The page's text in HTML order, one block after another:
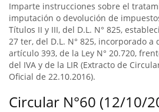
Imparte instrucciones sobre el
imputación o devolución de
Títulos II y III, del D.L. N° 825,
27 ter, del D.L. N° 825, incorporado
artículo 393, de la Ley N° 20.720,
del IVA y de la LIR (Extracto de
Oficial de 22.10.2016).
Circular N°60 (12/10/